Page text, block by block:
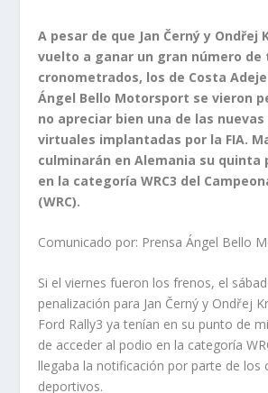
A pesar de que Jan Černý y Ondřej
vuelto a ganar un gran número de
cronometrados, los de Costa
Ángel Bello Motorsport sevieron
no apreciar bien una de las nuevas
virtuales implantadas por la FIA.
culminarán en Alemania su quinta
en la categoría WRC3 del
(WRC).
Comunicado por: Prensa Ángel Bello
Si el viernes fueron los frenos, el
penalización para Jan Černý y Ondřej
Ford Rally3 ya tenían en su punto de
de acceder al podio en la categoría
llegaba la notificación por parte de los
deportivos.